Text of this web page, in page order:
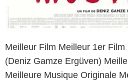
Meilleur Film Meilleur 1er
(Deniz Gamze Ergüven)
Meilleure Musique Originale